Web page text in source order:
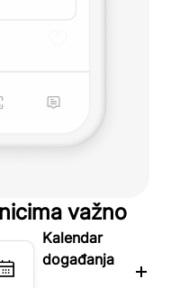
važno
Kalendar
događanja